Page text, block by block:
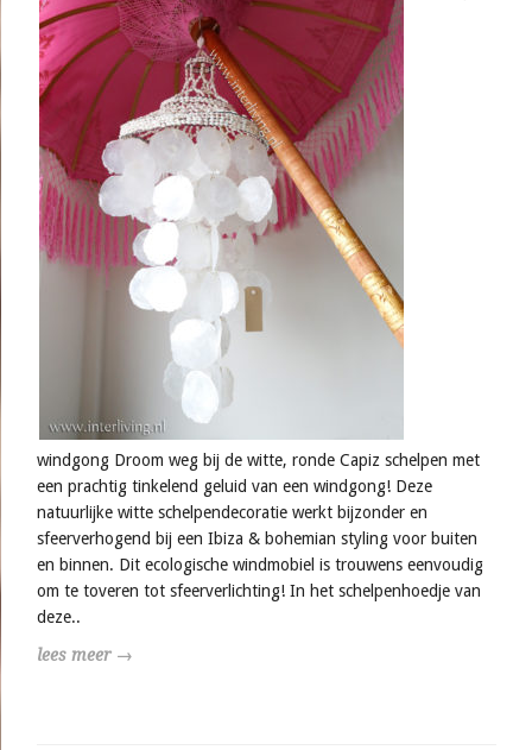
windgong Droom weg bij de witte, ronde Capiz schelpen met
een prachtig tinkelend geluid van een windgong! Deze
natuurlijke witte schelpendecoratie werkt bijzonder en
sfeerverhogend bij een Ibiza & bohemian styling voor buiten
en binnen. Dit ecologische windmobiel is trouwens eenvoudig
om te toveren tot sfeerverlichting! In het schelpenhoedje van
deze..
lees meer →